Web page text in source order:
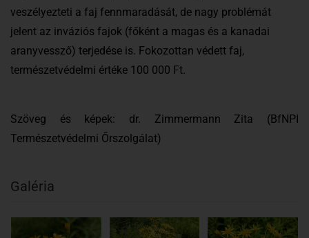
veszélyezteti a faj fennmaradását, de nagy problémát
jelent az inváziós fajok (főként a magas és a kanadai
aranyvessző) terjedése is. Fokozottan védett faj,
természetvédelmi értéke 100 000 Ft.
Szöveg és képek: dr. Zimmermann Zita (BfNPI
Természetvédelmi Őrszolgálat)
Galéria